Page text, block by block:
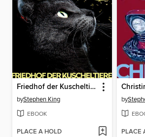
Friedhof der Kuscheltiere
byStephen King
EBOOK
PLACE A HOLD
by
PLACE